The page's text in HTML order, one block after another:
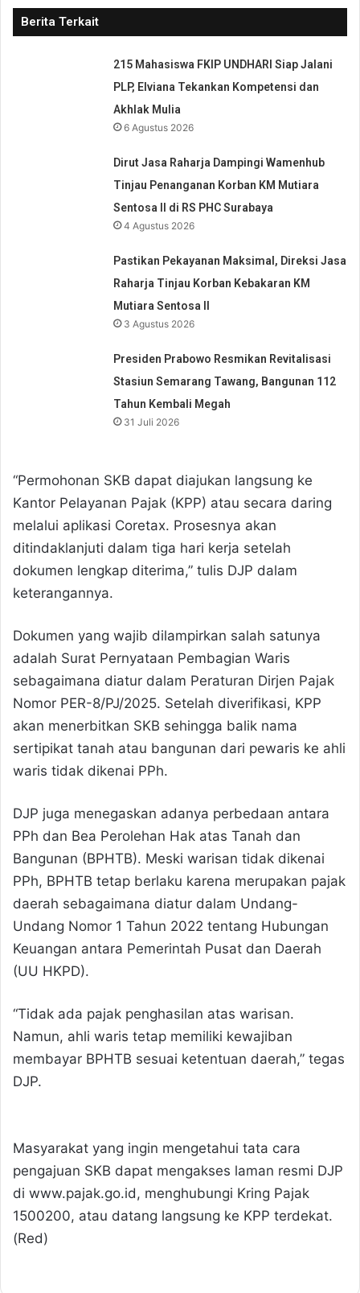
Berita Terkait
215 Mahasiswa FKIP UNDHARI Siap Jalani
PLP, Elviana Tekankan Kompetensi dan
Akhlak Mulia
6 Agustus 2026
Dirut Jasa Raharja Dampingi Wamenhub
Tinjau Penanganan Korban KM Mutiara
Sentosa II di RS PHC Surabaya
4 Agustus 2026
Pastikan Pekayanan Maksimal, Direksi Jasa
Raharja Tinjau Korban Kebakaran KM
Mutiara Sentosa II
3 Agustus 2026
Presiden Prabowo Resmikan Revitalisasi
Stasiun Semarang Tawang, Bangunan 112
Tahun Kembali Megah
31 Juli 2026
“Permohonan SKB dapat diajukan langsung ke
Kantor Pelayanan Pajak (KPP) atau secara daring
melalui aplikasi Coretax. Prosesnya akan
ditindaklanjuti dalam tiga hari kerja setelah
dokumen lengkap diterima,” tulis DJP dalam
keterangannya.
Dokumen yang wajib dilampirkan salah satunya
adalah Surat Pernyataan Pembagian Waris
sebagaimana diatur dalam Peraturan Dirjen Pajak
Nomor PER-8/PJ/2025. Setelah diverifikasi, KPP
akan menerbitkan SKB sehingga balik nama
sertipikat tanah atau bangunan dari pewaris ke ahli
waris tidak dikenai PPh.
DJP juga menegaskan adanya perbedaan antara
PPh dan Bea Perolehan Hak atas Tanah dan
Bangunan (BPHTB). Meski warisan tidak dikenai
PPh, BPHTB tetap berlaku karena merupakan pajak
daerah sebagaimana diatur dalam Undang-
Undang Nomor 1 Tahun 2022 tentang Hubungan
Keuangan antara Pemerintah Pusat dan Daerah
(UU HKPD).
“Tidak ada pajak penghasilan atas warisan.
Namun, ahli waris tetap memiliki kewajiban
membayar BPHTB sesuai ketentuan daerah,” tegas
DJP.
Masyarakat yang ingin mengetahui tata cara
pengajuan SKB dapat mengakses laman resmi DJP
di www.pajak.go.id, menghubungi Kring Pajak
1500200, atau datang langsung ke KPP terdekat.
(Red)